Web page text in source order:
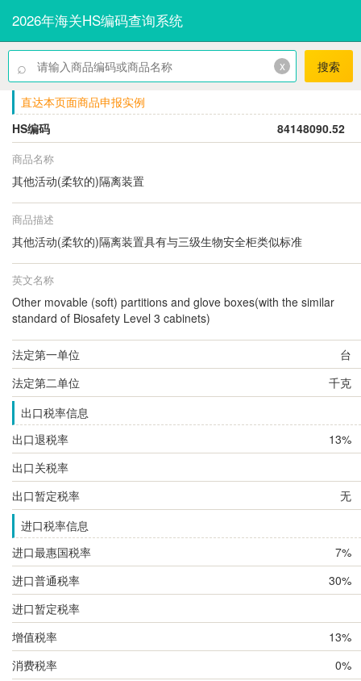
2026年海关HS编码查询系统
⌕ x 搜索
直达本页面商品申报实例
HS编码
84148090.52
商品名称
其他活动(柔软的)隔离装置
商品描述
其他活动(柔软的)隔离装置具有与三级生物安全柜类似标准
英文名称
Other movable (soft) partitions and glove boxes(with the similar
standard of Biosafety Level 3 cabinets)
法定第一单位
台
法定第二单位
千克
出口税率信息
出口退税率
13%
出口关税率
出口暂定税率
无
进口税率信息
进口最惠国税率
7%
进口普通税率
30%
进口暂定税率
增值税率
13%
消费税率
0%